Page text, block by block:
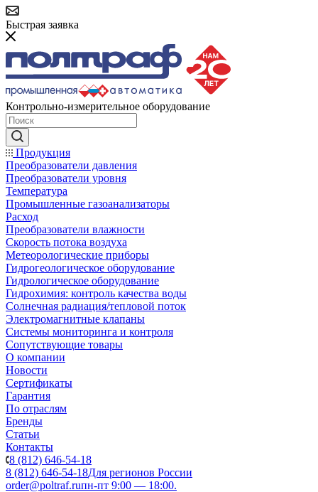
Быстрая заявка
Контрольно-измерительное оборудование
Продукция
Преобразователи давления
Преобразователи уровня
Температура
Промышленные газоанализаторы
Расход
Преобразователи влажности
Скорость потока воздуха
Метеорологические приборы
Гидрогеологическое оборудование
Гидрологическое оборудование
Гидрохимия: контроль качества воды
Солнечная радиация/тепловой поток
Электромагнитные клапаны
Системы мониторинга и контроля
Сопутствующие товары
О компании
Новости
Сертификаты
Гарантия
По отраслям
Бренды
Статьи
Контакты
8 (812) 646-54-18
8 (812) 646-54-18Для регионов России
order@poltraf.ruпн-пт 9:00 — 18:00.